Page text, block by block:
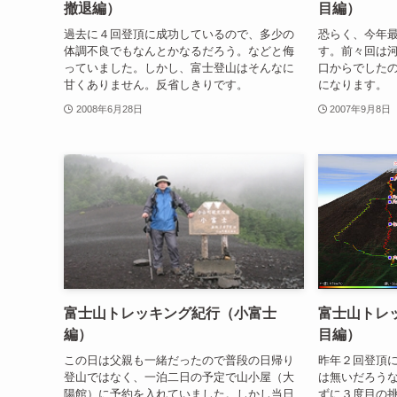
撤退編）
過去に４回登頂に成功しているので、多少の
体調不良でもなんとかなるだろう。などと侮
っていました。しかし、富士登山はそんなに
甘くありません。反省しきりです。
2008年6月28日
目編）
恐らく、今年
す。前々回は
口からでした
になります。
2007年9月8日
富士山トレッキング紀行（小富士
編）
この日は父親も一緒だったので普段の日帰り
登山ではなく、一泊二日の予定で山小屋（大
陽館）に予約を入れていました。しかし当日
富士山トレ
目編）
昨年２回登頂
は無いだろう
ずに３度目の